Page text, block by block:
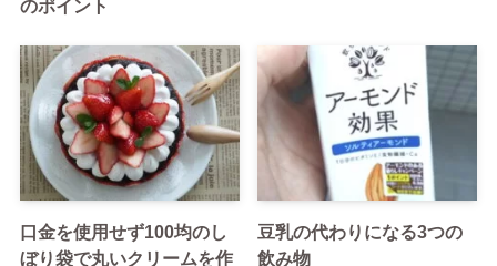
のポイント
口金を使用せず100均のし
ぼり袋で丸いクリームを作
豆乳の代わりになる3つの
飲み物